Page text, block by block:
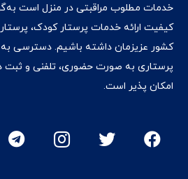
خدمات مطلوب مراقبتی در منزل است
کیفیت ارائه خدمات پرستار کودک، پرستار
کشور عزیزمان داشته‌ باشیم. دسترسی
پرستاری به صورت حضوری، تلفنی و ثبت
امکان پذیر است.